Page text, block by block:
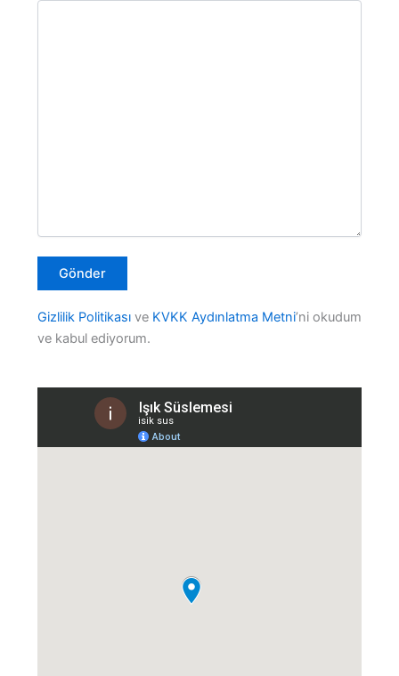
Gizlilik Politikasıve KVKK Aydınlatma Metni’ni okudum
ve kabul ediyorum.